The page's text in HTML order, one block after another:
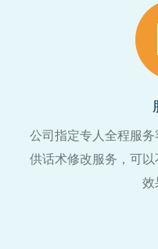
公司指定专人全程服
供话术修改服务，可
效